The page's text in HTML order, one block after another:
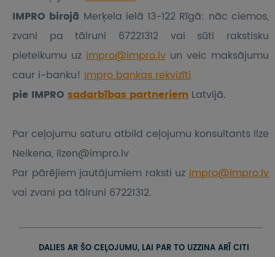
IMPRO birojā Merķela ielā 13-122 Rīgā: nāc ciemos,
zvani pa tālruni 67221312 vai sūti rakstisku
pieteikumu uz impro@impro.lv un veic maksājumu
caur i-banku! Impro bankas rekvizīti
pie IMPRO sadarbības partneriem Latvijā.
Par ceļojumu saturu atbild ceļojumu konsultants Ilze
Neikena, ilzen@impro.lv
Par pārējiem jautājumiem raksti uz impro@impro.lv
vai zvani pa tālruni 67221312.
DALIES AR ŠO CEĻOJUMU, LAI PAR TO UZZINA ARĪ CITI